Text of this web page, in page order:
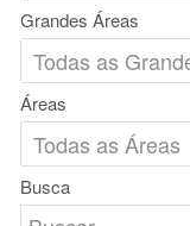
Grandes Áreas
Áreas
Busca